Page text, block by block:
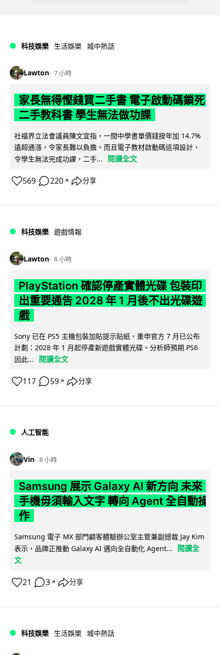
科技娛樂 生活娛樂 城中熱話
Lawton 7 小時
家長無得慳錢買二手書 電子啟動碼鎖死
二手教科書 學生無法做功課
社福界立法會議員陳文宜指，一間中學書單價錢按年加 14.7%
遠超通漲，令家長難以負擔。而且電子教材啟動碼這項設計，
令學生無法完成功課，二手...
閱讀全文
569 220 ↗ 分享
科技娛樂 遊戲情報
Lawton 8 小時
PlayStation 確認停產實體光碟 包裝印
出重要通告 2028 年 1 月後不出光碟遊
戲
Sony 已在 PS5 主機包裝加貼提示貼紙，重申官方 7 月已公布
計劃：2028 年 1 月起停產新遊戲實體光碟。分析師預期 PS6
因此...
閱讀全文
117 59 ↗ 分享
人工智能
Vin 8 小時
Samsung 展示 Galaxy AI 新方向 未來
手機毋須輸入文字 轉向 Agent 全自動操
作
Samsung 電子 MX 部門顧客體驗辦公室主管兼副總裁 Jay Kim
表示，品牌正推動 Galaxy AI 邁向全自動化 Agent...
閱讀全
文
21 3 ↗ 分享
科技娛樂 生活娛樂 城中熱話